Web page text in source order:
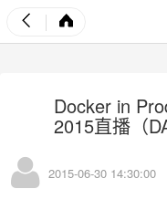
Docker in
2015直播（
2015-06-30 14:30:00